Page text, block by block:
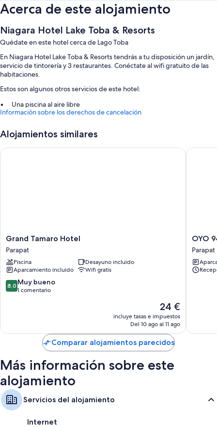
Acerca de este alojamiento
Niagara Hotel Lake Toba & Resorts
Quédate en este hotel cerca de Lago Toba
En Niagara Hotel Lake Toba & Resorts tendrás a tu disposición un jardín,
servicio de tintorería y 3 restaurantes. Conéctate al wifi gratuito de las
habitaciones.
Estos son algunos otros servicios de este hotel:
Una piscina al aire libre
Aparcamiento gratis
Un servicio de recepción las 24 horas, consigna de equipaje y un
ascensor
Portero o botones, servicios de conserjería y un salón de baile
Baños con duchas y champú
Hervidores eléctricos, servicio de limpieza limitado y escritorios
Información sobre los derechos de cancelación
Alojamientos similares
Grand
Tamaro
Hotel
Parapat
Grand Tamaro Hotel
Parapat
Piscina
Desayuno incluido
Aparcamiento incluido
Wifi gratis
8.0
sobre
8,0 Muy bueno
1 comentario
El
precio
actual
de
24 €
24 €
incluye tasas e impuestos
Del 10 ago al 11 ago
Grand Tamaro Hotel
OYO
94772
Gapura
Hotel
Parapat
OYO
Parapat
OYO
Comparar alojamientos parecidos
Más información sobre este
alojamiento
Servicios del alojamiento
Internet